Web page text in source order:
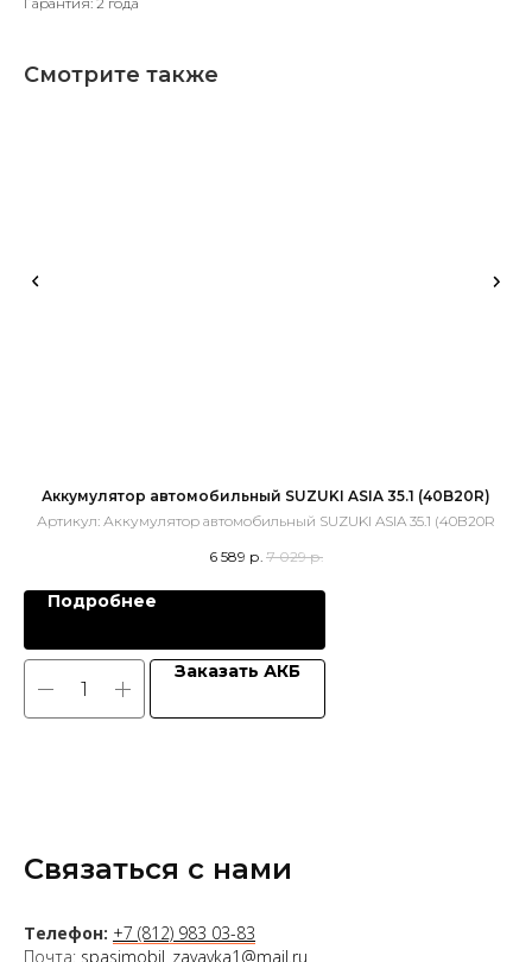
Смотрите также
Аккумулятор автомобильный SUZUKI ASIA 35.1 (40B20R)
Артикул: Аккумулятор автомобильный SUZUKI ASIA 35.1 (40B20R
6 589 р. 7 029 р.
Подробнее
Заказать АКБ
Связаться с нами
Телефон: +7 (812) 983 03-83
Почта: spasimobil_zayavka1@mail.ru